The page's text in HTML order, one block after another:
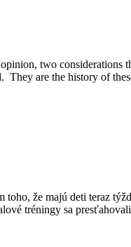
two considerations
They are the history of
že majú deti teraz
tréningy sa